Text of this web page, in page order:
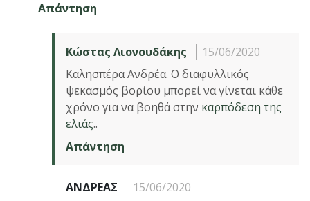
Απάντηση
Κώστας Λιονουδάκης
15/06/2020
Καλησπέρα Ανδρέα. Ο διαφυλλικός
ψεκασμός βορίου μπορεί να γίνεται κάθε
χρόνο για να βοηθά στην καρπόδεση της
ελιάς..
Απάντηση
ΑΝΔΡΕΑΣ
15/06/2020